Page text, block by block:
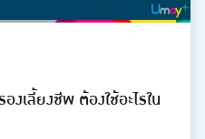
งเลี้ยงชีพ ต้องใช้อะไรใน